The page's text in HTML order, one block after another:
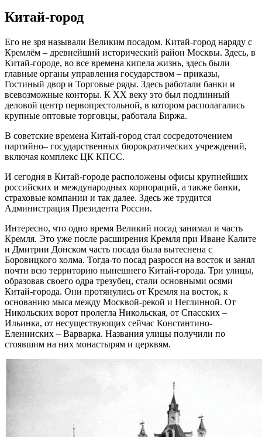
Китай-город
Его не зря называли Великим посадом. Китай-город наряду с
Кремлём – древнейший исторический район Москвы. Здесь, в
Китай-городе, во все времена кипела жизнь, здесь были
главные органы управления государством – приказы,
Гостиный двор и Торговые ряды. Здесь работали банки и
всевозможные конторы. К ХХ веку это был подлинный
деловой центр первопрестольной, в котором располагались
крупные оптовые торговцы, работала Биржа.
В советские времена Китай-город стал сосредоточением
партийно– государственных бюрократических учреждений,
включая комплекс ЦК КПСС.
И сегодня в Китай-городе расположены офисы крупнейших
российских и международных корпораций, а также банки,
страховые компании и так далее. Здесь же трудится
Администрация Президента России.
Интересно, что одно время Великий посад занимал и часть
Кремля. Это уже после расширения Кремля при Иване Калите
и Дмитрии Донском часть посада была вытеснена с
Боровицкого холма. Тогда-то посад разросся на восток и занял
почти всю территорию нынешнего Китай-города. Три улицы,
образовав своего одра трезубец, стали основными осями
Китай-города. Они протянулись от Кремля на восток, к
основанию мыса между Москвой-рекой и Неглинной. От
Никольских ворот пролегла Никольская, от Спасских –
Ильинка, от несуществующих сейчас Константино-
Еленинских – Варварка. Названия улицы получили по
стоявшим на них монастырям и церквям.